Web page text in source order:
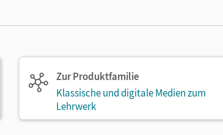
Zur Produktfamilie
Klassische und digitale Medien zum
Lehrwerk